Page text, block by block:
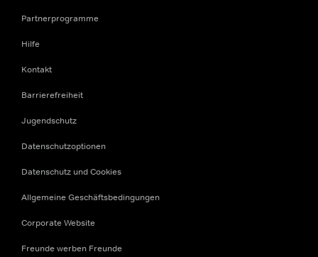
Partnerprogramme
Hilfe
Kontakt
Barrierefreiheit
Jugendschutz
Datenschutzoptionen
Datenschutz und Cookies
Allgemeine Geschäftsbedingungen
Corporate Website
Freunde werben Freunde